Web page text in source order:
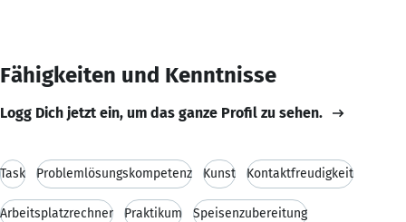
Fähigkeiten und Kenntnisse
Logg Dich jetzt ein, um das ganze Profil zu sehen.
Task Problemlösungskompetenz Kunst Kontaktfreudigkeit
Arbeitsplatzrechner Praktikum Speisenzubereitung